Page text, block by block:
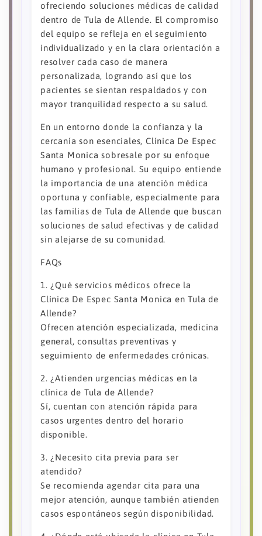
ofreciendo soluciones médicas de calidad
dentro de Tula de Allende. El compromiso
del equipo se refleja en el seguimiento
individualizado y en la clara orientación a
resolver cada caso de manera
personalizada, logrando así que los
pacientes se sientan respaldados y con
mayor tranquilidad respecto a su salud.
En un entorno donde la confianza y la
cercanía son esenciales, Clínica De Espec
Santa Monica sobresale por su enfoque
humano y profesional. Su equipo entiende
la importancia de una atención médica
oportuna y confiable, especialmente para
las familias de Tula de Allende que buscan
soluciones de salud efectivas y de calidad
sin alejarse de su comunidad.
FAQs
1. ¿Qué servicios médicos ofrece la
Clínica De Espec Santa Monica en Tula de
Allende?
Ofrecen atención especializada, medicina
general, consultas preventivas y
seguimiento de enfermedades crónicas.
2. ¿Atienden urgencias médicas en la
clínica de Tula de Allende?
Sí, cuentan con atención rápida para
casos urgentes dentro del horario
disponible.
3. ¿Necesito cita previa para ser
atendido?
Se recomienda agendar cita para una
mejor atención, aunque también atienden
casos espontáneos según disponibilidad.